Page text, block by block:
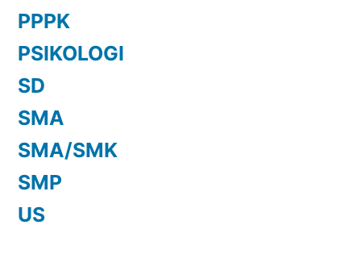
PPPK
PSIKOLOGI
SD
SMA
SMA/SMK
SMP
US